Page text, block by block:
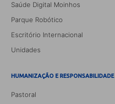
Saúde Digital Moinhos
Parque Robótico
Escritório Internacional
Unidades
HUMANIZAÇÃO E RESPONSABILIDADE
Pastoral